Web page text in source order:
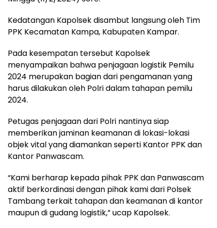
Kedatangan Kapolsek disambut langsung oleh Tim
PPK Kecamatan Kampa, Kabupaten Kampar.
Pada kesempatan tersebut Kapolsek
menyampaikan bahwa penjagaan logistik Pemilu
2024 merupakan bagian dari pengamanan yang
harus dilakukan oleh Polri dalam tahapan pemilu
2024.
Petugas penjagaan dari Polri nantinya siap
memberikan jaminan keamanan di lokasi-lokasi
objek vital yang diamankan seperti Kantor PPK dan
Kantor Panwascam.
“Kami berharap kepada pihak PPK dan Panwascam
aktif berkordinasi dengan pihak kami dari Polsek
Tambang terkait tahapan dan keamanan di kantor
maupun di gudang logistik,” ucap Kapolsek.